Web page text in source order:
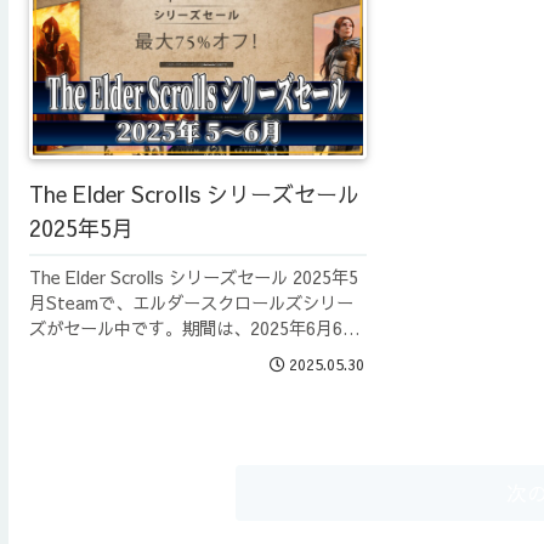
The Elder Scrolls シリーズセール
2025年5月
The Elder Scrolls シリーズセール 2025年5
月Steamで、エルダースクロールズシリー
ズがセール中です。期間は、2025年6月6日
までです。BethesdaSteamのBesethdaの
ゲーム全般がセール対象になってい...
2025.05.30